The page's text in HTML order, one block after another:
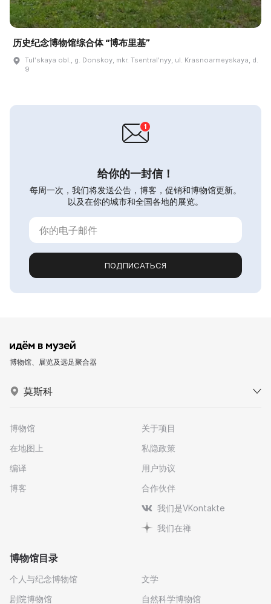
历史纪念博物馆综合体 “博布里基”
Tulʹskaya obl., g. Donskoy, mkr. Tsentralʹnyy, ul. Krasnoarmeyskaya, d.
9
给你的一封信！
每周一次，我们将发送公告，博客，促销和博物馆更新。
以及在你的城市和全国各地的展览。
ПОДПИСАТЬСЯ
博物馆、展览及远足聚合器
莫斯科
博物馆
在地图上
编译
博客
关于项目
私隐政策
用户协议
合作伙伴
我们是VKontakte
我们在禅
博物馆目录
个人与纪念博物馆
剧院博物馆
文学
自然科学博物馆